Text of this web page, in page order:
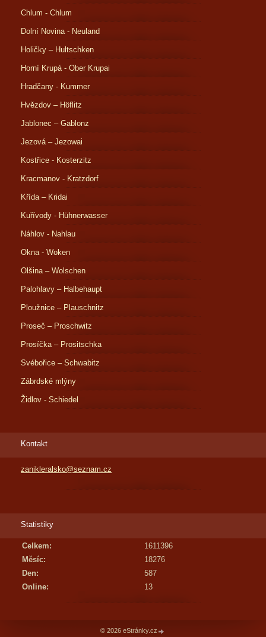
Chlum - Chlum
Dolní Novina - Neuland
Holičky – Hultschken
Horní Krupá - Ober Krupai
Hradčany - Kummer
Hvězdov – Höflitz
Jablonec – Gablonz
Jezová – Jezowai
Kostřice - Kosterzitz
Kracmanov - Kratzdorf
Křída – Kridai
Kuřívody - Hühnerwasser
Náhlov - Nahlau
Okna - Woken
Olšina – Wolschen
Palohlavy – Halbehaupt
Ploužnice – Plauschnitz
Proseč – Proschwitz
Prosíčka – Prositschka
Svébořice – Schwabitz
Zábrdské mlýny
Židlov - Schiedel
Kontakt
zanikleralsko@seznam.cz
Statistiky
Online: 13
Celkem:
1611396
Měsíc:
18276
Den:
587
© 2026 eStránky.cz